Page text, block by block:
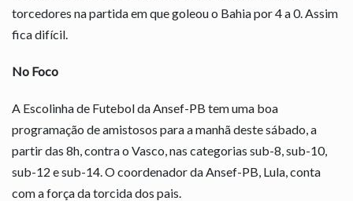
torcedores na partida em que goleou o Bahia por 4 a 0. Assim
fica difícil.
No Foco
A Escolinha de Futebol da Ansef-PB tem uma boa
programação de amistosos para a manhã deste sábado, a
partir das 8h, contra o Vasco, nas categorias sub-8, sub-10,
sub-12 e sub-14. O coordenador da Ansef-PB, Lula, conta
com a força da torcida dos pais.